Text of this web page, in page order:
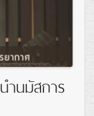
ำนมัสการ